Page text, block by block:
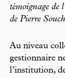
témoignage de
de Pierre
Au niveau
gestionnaire
l’institution,